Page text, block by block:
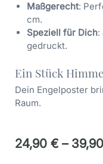
Maßgerecht:
cm.
Speziell für Dich:
gedruckt.
Ein Stück
Dein Engelposter
Raum.
24,90 € – 39,90